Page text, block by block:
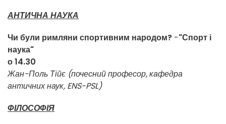
АНТИЧНА НАУКА
Чи були римляни спортивним народом? -"Спорт і
наука"
о 14.30
Жан-Поль Тійє (почесний професор, кафедра
античних наук, ENS-PSL)
ФІЛОСОФІЯ